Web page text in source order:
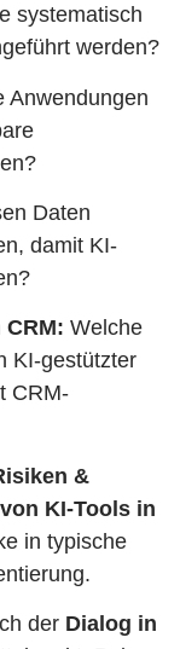
systematisch
werden?
Anwendungen
Daten
damit KI-
Welche
KI-gestützter
CRM-
&
KI-Tools in
in typische
der Dialog in